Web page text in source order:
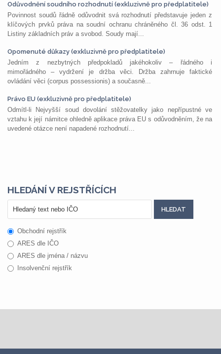
Odůvodnění soudního rozhodnutí (exkluzivně pro předplatitele)
Povinnost soudů řádně odůvodnit svá rozhodnutí představuje jeden z
klíčových prvků práva na soudní ochranu chráněného čl. 36 odst. 1
Listiny základních práv a svobod. Soudy mají...
Opomenuté důkazy (exkluzivně pro předplatitele)
Jedním z nezbytných předpokladů jakéhokoliv – řádného i
mimořádného – vydržení je držba věci. Držba zahrnuje faktické
ovládání věci (corpus possessionis) a současně...
Právo EU (exkluzivně pro předplatitele)
Odmítl-li Nejvyšší soud dovolání stěžovatelky jako nepřípustné ve
vztahu k její námitce ohledně aplikace práva EU s odůvodněním, že na
uvedené otázce není napadené rozhodnutí...
HLEDÁNÍ V REJSTŘÍCÍCH
Obchodní rejstřík
ARES dle IČO
ARES dle jména / názvu
Insolvenční rejstřík